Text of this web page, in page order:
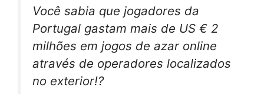
Você sabia que jogadores da
Portugal gastam mais de US € 2
milhões em jogos de azar online
através de operadores localizados
no exterior!?